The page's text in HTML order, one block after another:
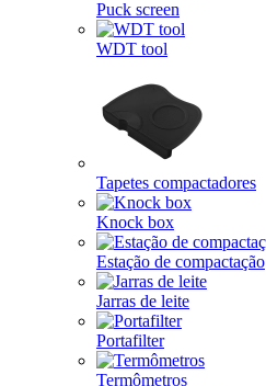
Puck screen
WDT tool
Tapetes compactadores
Knock box
Estação de compactação
Jarras de leite
Portafilter
Termômetros